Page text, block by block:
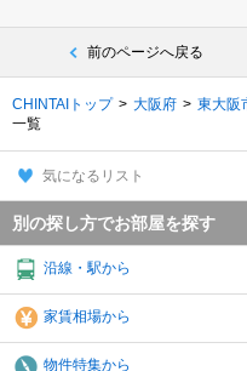
前のページへ戻る
CHINTAIトップ 大阪府 東大阪
一覧
気になるリスト
別の探し方でお部屋を探す
沿線・駅から
家賃相場から
物件特集から